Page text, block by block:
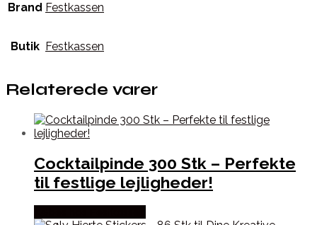
Brand Festkassen
Butik Festkassen
Relaterede varer
Cocktailpinde 300 Stk – Perfekte
til festlige lejligheder!